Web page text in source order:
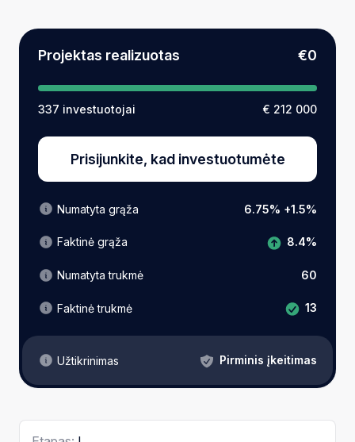
Projektas realizuotas €0
337 investuotojai € 212 000
Prisijunkite, kad investuotumėte
Numatyta grąža 6.75% +1.5%
Faktinė grąža 8.4%
Numatyta trukmė 60
Faktinė trukmė 13
Užtikrinimas Pirminis įkeitimas